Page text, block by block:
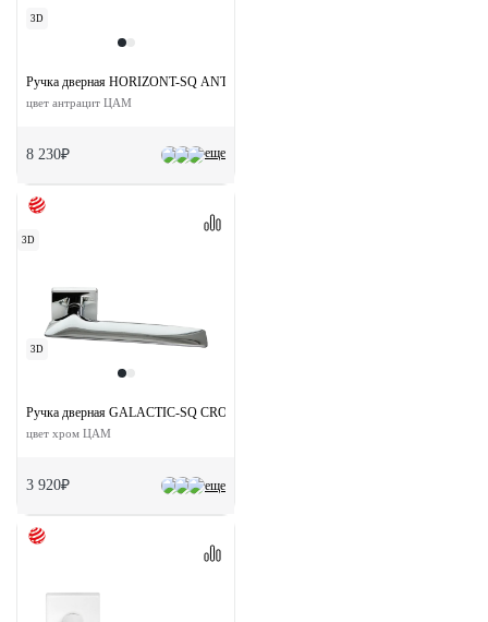
3D
еще
Ручка дверная HORIZONT-SQ ANT раздельная на квадратной розетке
цвет антрацит ЦАМ
8 230₽
3D
3D
еще
Ручка дверная GALACTIC-SQ CRO раздельная на квдратной розетке
цвет хром ЦАМ
3 920₽